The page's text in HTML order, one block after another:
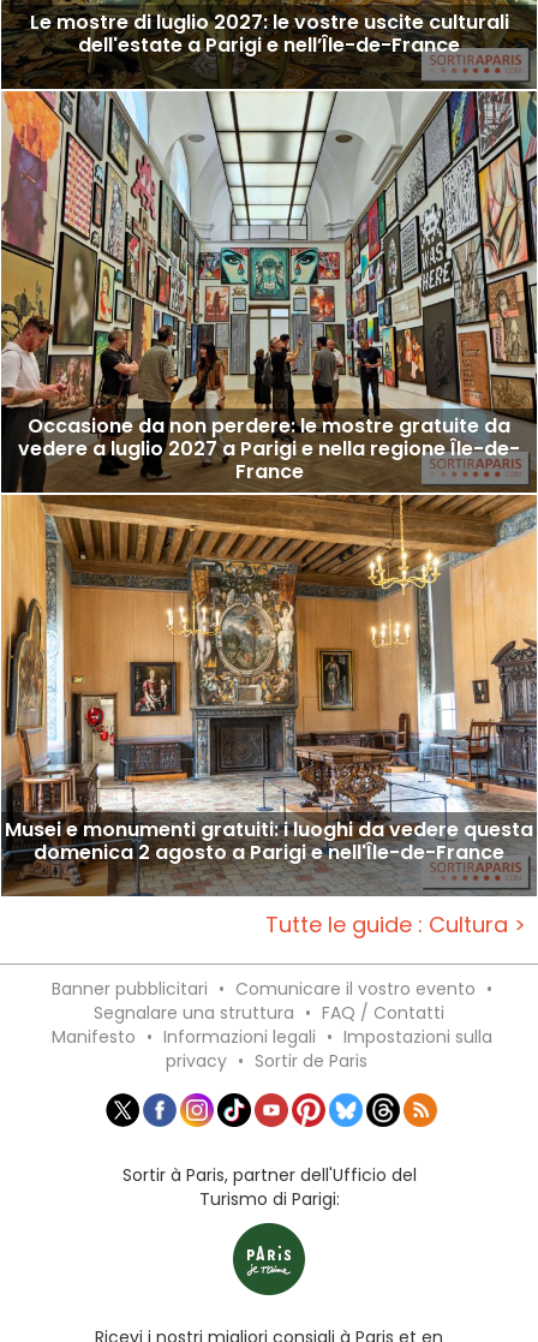
Le mostre di luglio 2027: le vostre uscite culturali
dell'estate a Parigi e nell’Île-de-France
Occasione da non perdere: le mostre gratuite da
vedere a luglio 2027 a Parigi e nella regione Île-de-
France
Musei e monumenti gratuiti: i luoghi da vedere questa
domenica 2 agosto a Parigi e nell'Île-de-France
Tutte le guide : Cultura >
Banner pubblicitari • Comunicare il vostro evento •
Segnalare una struttura • FAQ / Contatti
Manifesto • Informazioni legali • Impostazioni sulla
privacy • Sortir de Paris
Sortir à Paris, partner dell'Ufficio del
Turismo di Parigi: